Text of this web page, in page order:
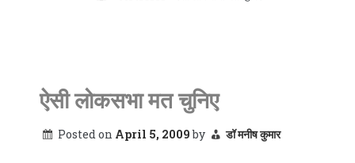
ऐसी लोकसभा मत चुनिए
Posted on April 5, 2009by डॉ मनीष कुमार